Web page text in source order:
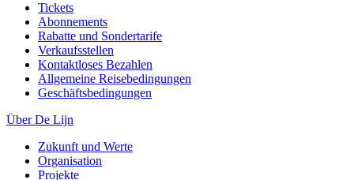
Tickets
Abonnements
Rabatte und Sondertarife
Verkaufsstellen
Kontaktloses Bezahlen
Allgemeine Reisebedingungen
Geschäftsbedingungen
Über De Lijn
Zukunft und Werte
Organisation
Projekte